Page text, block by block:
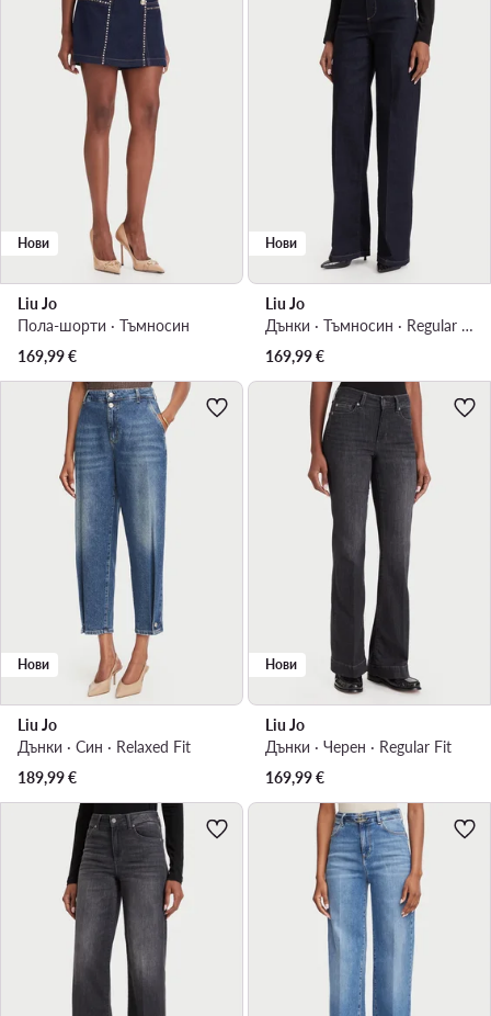
Нови
Liu Jo
Пола-шорти · Тъмносин
169,99€
Нови
Liu Jo
Дънки · Тъмносин · Regular Fit
169,99€
Нови
Liu Jo
Дънки · Син · Relaxed Fit
189,99€
Нови
Liu Jo
Дънки · Черен · Regular Fit
169,99€